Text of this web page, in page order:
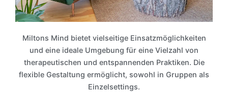
Miltons Mind bietet vielseitige Einsatzmöglichkeiten
und eine ideale Umgebung für eine Vielzahl von
therapeutischen und entspannenden Praktiken. Die
flexible Gestaltung ermöglicht, sowohl in Gruppen als
Einzelsettings.